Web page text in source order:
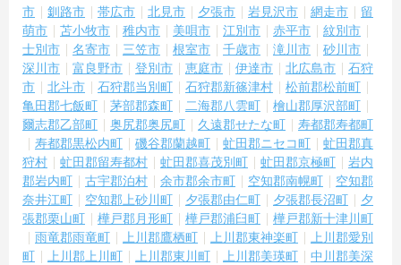
市
釧路市 帯広市 北見市 夕張市 岩見沢市 網走市
留
萌市
苫小牧市 稚内市 美唄市 江別市 赤平市
紋別市
士別市
名寄市 三笠市 根室市 千歳市 滝川市
砂川市
深川市
富良野市 登別市 恵庭市 伊達市 北広島市
石狩
市
北斗市 石狩郡当別町 石狩郡新篠津村
松前郡松前町
亀田郡七飯町
茅部郡森町 二海郡八雲町
檜山郡厚沢部町
爾志郡乙部町
奥尻郡奥尻町 久遠郡せたな町
寿都郡寿都町
寿都郡黒松内町
磯谷郡蘭越町 虻田郡ニセコ町
虻田郡真
狩村
虻田郡留寿都村 虻田郡喜茂別町 虻田郡京極町
岩内
郡岩内町
古宇郡泊村 余市郡余市町 空知郡南幌町
空知郡
奈井江町
空知郡上砂川町 夕張郡由仁町 夕張郡長沼町
夕
張郡栗山町
樺戸郡月形町 樺戸郡浦臼町
樺戸郡新十津川町
雨竜郡雨竜町
上川郡鷹栖町 上川郡東神楽町
上川郡愛別
町
上川郡上川町 上川郡東川町 上川郡美瑛町
中川郡美深